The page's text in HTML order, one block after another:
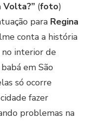
Volta?” (foto)
para Regina
conta a história
no interior de
em São
só ocorre
fazer
problemas na